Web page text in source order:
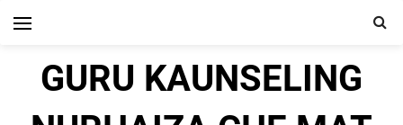
GURU KAUNSELING